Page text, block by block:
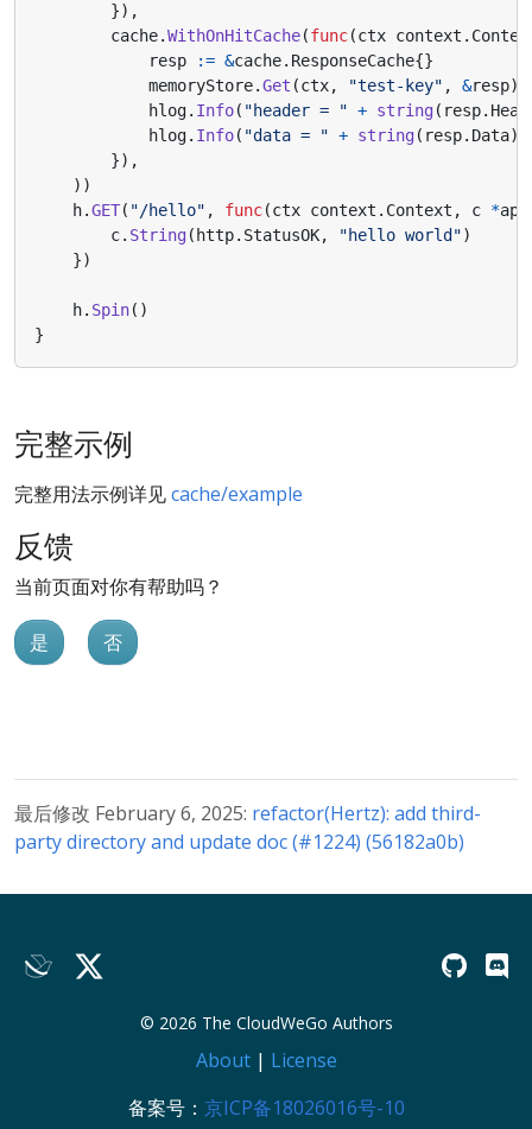
}),
cache.WithOnHitCache(func(ctx context .
resp
:= &cache. ResponseCache{}
memoryStore.Get (ctx, "test-key" , &resp)
hlog. Info( "header = " + string( resp.
hlog. Info( "data = " + string( resp. Data))
}),
))
h.GET( "/hello" , func(ctx context . Context , c *app
c. String( http. StatusOK, "hello world")
})
h. Spin()
}
完整示例
完整用法示例详见cache/example
反馈
当前页面对你有帮助吗？
是 否
最后修改 February 6, 2025: refactor(Hertz): add third-
party directory and update doc (#1224) (56182a0b)
© 2026 The CloudWeGo Authors
About| License
备案号： 京ICP备18026016号-10